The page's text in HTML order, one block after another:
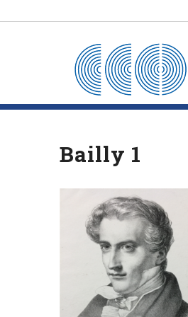
Bailly 1